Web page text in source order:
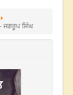
ਜਗਰੂਪ ਸਿੰਘ